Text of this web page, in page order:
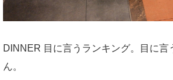
DINNER 目に言うランキング。目に言
ん。